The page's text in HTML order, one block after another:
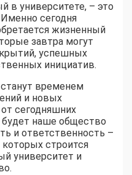
в университете, – это
сегодня
жизненный
завтра могут
успешных
инициатив.
временем
и новых
сегодняшних
будет наше общество
и ответственность –
строится
университет и